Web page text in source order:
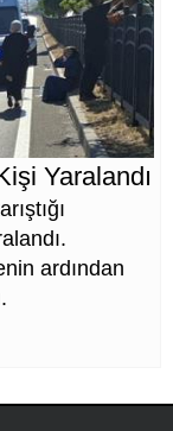
Yaralandı
ardından